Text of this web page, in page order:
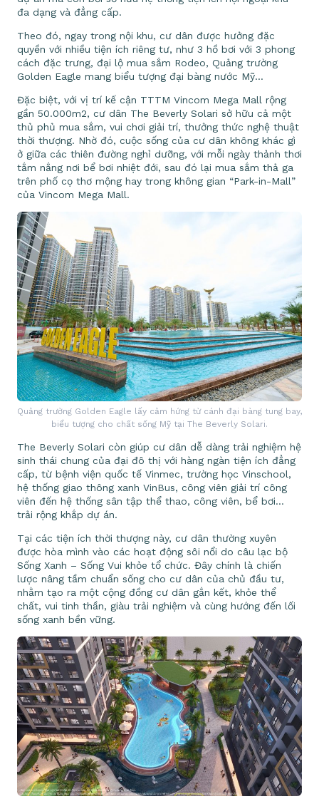
đa dạng và đẳng cấp.
Theo đó, ngay trong nội khu, cư dân được hưởng đặc
quyền với nhiều tiện ích riêng tư, như 3 hồ bơi với 3 phong
cách đặc trưng, đại lộ mua sắm Rodeo, Quảng trường
Golden Eagle mang biểu tượng đại bàng nước Mỹ…
Đặc biệt, với vị trí kế cận TTTM Vincom Mega Mall rộng
gần 50.000m2, cư dân The Beverly Solari sở hữu cả một
thủ phủ mua sắm, vui chơi giải trí, thưởng thức nghệ thuật
thời thượng. Nhờ đó, cuộc sống của cư dân không khác gì
ở giữa các thiên đường nghỉ dưỡng, với mỗi ngày thảnh thơi
tắm nắng nơi bể bơi nhiệt đới, sau đó lại mua sắm thả ga
trên phố cọ thơ mộng hay trong không gian “Park-in-Mall”
của Vincom Mega Mall.
Quảng trường Golden Eagle lấy cảm hứng từ cánh đại bàng tung bay,
biểu tượng cho chất sống Mỹ tại The Beverly Solari.
The Beverly Solari còn giúp cư dân dễ dàng trải nghiệm hệ
sinh thái chung của đại đô thị với hàng ngàn tiện ích đẳng
cấp, từ bệnh viện quốc tế Vinmec, trường học Vinschool,
hệ thống giao thông xanh VinBus, công viên giải trí công
viên đến hệ thống sân tập thể thao, công viên, bể bơi…
trải rộng khắp dự án.
Tại các tiện ích thời thượng này, cư dân thường xuyên
được hòa mình vào các hoạt động sôi nổi do câu lạc bộ
Sống Xanh – Sống Vui khỏe tổ chức. Đây chính là chiến
lược nâng tầm chuẩn sống cho cư dân của chủ đầu tư,
nhằm tạo ra một cộng đồng cư dân gắn kết, khỏe thể
chất, vui tinh thần, giàu trải nghiệm và cùng hướng đến lối
sống xanh bền vững.